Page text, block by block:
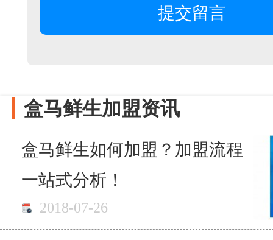
盒马鲜生加盟资讯
盒马鲜生如何加盟？加盟流程
一站式分析！
2018-07-26